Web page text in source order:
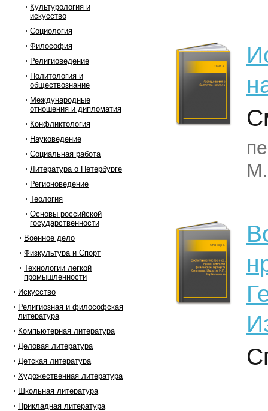
Культурология и
искусство
Социология
Философия
Религиоведение
Политология и
обществознание
Международные
отношения и дипломатия
Конфликтология
Науковедение
Социальная работа
Литература о Петербурге
Регионоведение
Теология
Основы российской
государственности
Военное дело
Физкультура и Спорт
Технологии легкой
промышленности
Искусство
Религиозная и философская
литература
Компьютерная литература
Деловая литература
Детская литература
Художественная литература
Школьная литература
Прикладная литература